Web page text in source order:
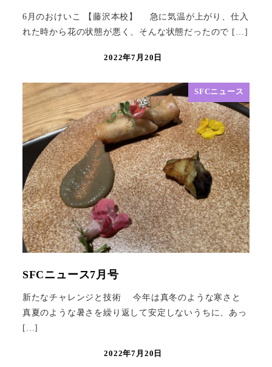
6月のおけいこ 【藤沢本校】 急に気温が上がり、仕入
れた時から花の状態が悪く、そんな状態だったので […]
2022年7月20日
SFCニュース
SFCニュース7月号
新たなチャレンジと技術 今年は真冬のような寒さと
真夏のような暑さを繰り返して安定しないうちに、あっ
[…]
2022年7月20日